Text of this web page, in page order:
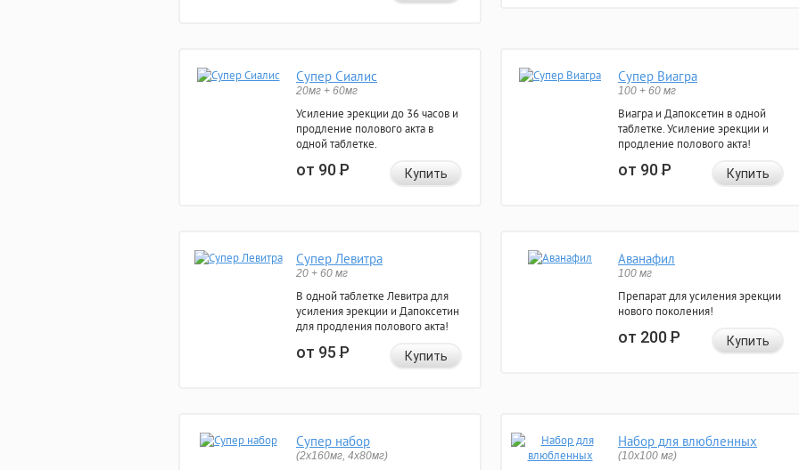
Супер Сиалис
20мг + 60мг
Усиление эрекции до 36 часов и
продление полового акта в
одной таблетке.
от 90Р Купить
Супер Виагра
100 + 60 мг
Виагра и Дапоксетин в одной
таблетке. Усиление эрекции и
продление полового акта!
от 90Р Купить
Супер Левитра
20 + 60 мг
В одной таблетке Левитра для
усиления эрекции и Дапоксетин
для продления полового акта!
от 95Р Купить
Аванафил
100 мг
Препарат для усиления эрекции
нового поколения!
от 200Р Купить
Супер набор
(2х160мг, 4х80мг)
Набор для влюбленных
(10х100 мг)